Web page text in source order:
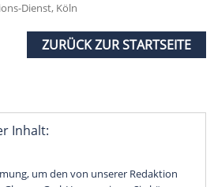
Dienst, Köln
ZURÜCK ZUR STARTSEITE
Inhalt:
um den von unserer Redaktion